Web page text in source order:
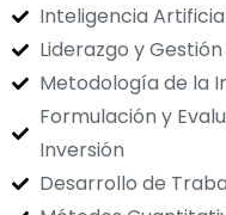
Inteligencia
Liderazgo y
Metodología de la
Formulación y
Inversión
Desarrollo de